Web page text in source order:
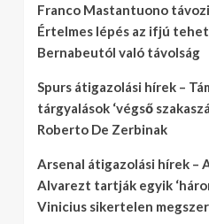
Franco Mastantuono
Értelmes lépés az ifjú
Bernabeutól való távolság
Spurs átigazolási hírek –
tárgyalások ‘végső
Roberto De Zerbinak
Arsenal átigazolási hírek –
Alvarezt tartják egyik
Vinicius sikertelen